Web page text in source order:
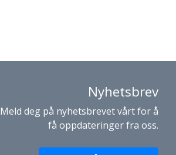
Nyhetsbrev
Meld deg på nyhetsbrevet vårt for å
få oppdateringer fra oss.